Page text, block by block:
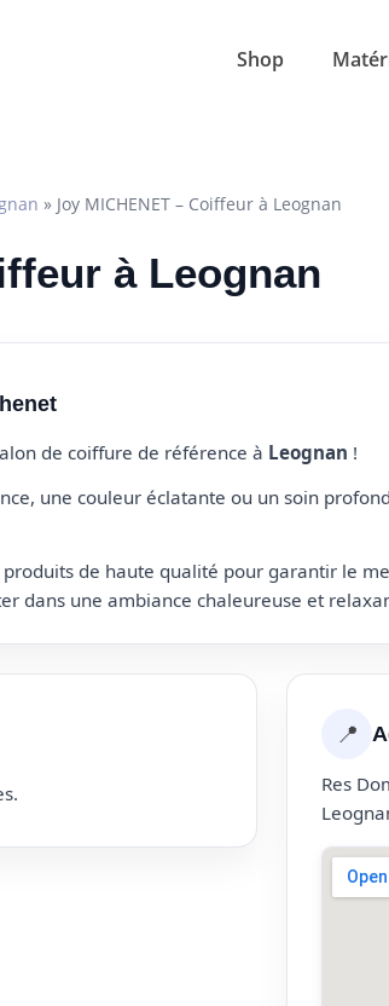
Shop
» Joy MICHENET – Coiffeur à Leognan
à Leognan
de coiffure de référence à Leognan !
une couleur éclatante ou un soin
de haute qualité pour garantir le
dans une ambiance chaleureuse et
📍
Res